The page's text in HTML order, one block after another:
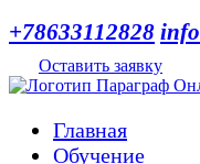
+78633112828
Оставить заявку
Главная
Обучение